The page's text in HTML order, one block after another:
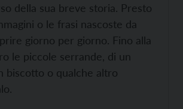
della sua breve storia. Presto
o le frasi nascoste da
giorno per giorno. Fino alla
le piccole serrande, di un
biscotto o qualche altro